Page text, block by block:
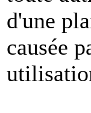
d'une
causée